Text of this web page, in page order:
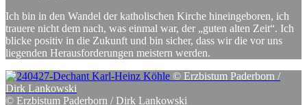
Ich bin in den Wandel der katholischen Kirche hineingeboren, ich
trauere nicht dem nach, was einmal war, der „guten alten Zeit“. Ich
blicke positiv in die Zukunft und bin sicher, dass wir die vor uns
liegenden Herausforderungen meistern werden.
© Erzbistum Paderborn /
Dirk Lankowski
© Erzbistum Paderborn / Dirk Lankowski